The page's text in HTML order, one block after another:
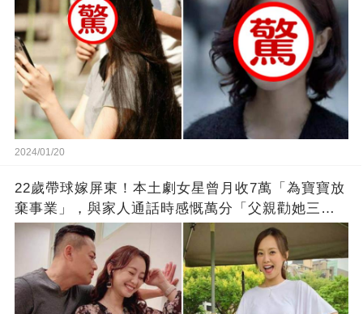
2024/01/20
22歲帶球嫁屏東！本土劇女星曾月收7萬「為寶寶放
棄事業」，與家人通話時感慨萬分「父親勸她三
思」：只有過一次眼淚